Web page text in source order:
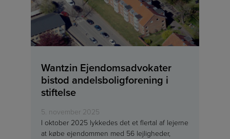
Wantzin Ejendomsadvokater
bistod andelsboligforening i
stiftelse
5. november 2025
I oktober 2025 lykkedes det et flertal af lejerne
at købe ejendommen med 56 lejligheder,